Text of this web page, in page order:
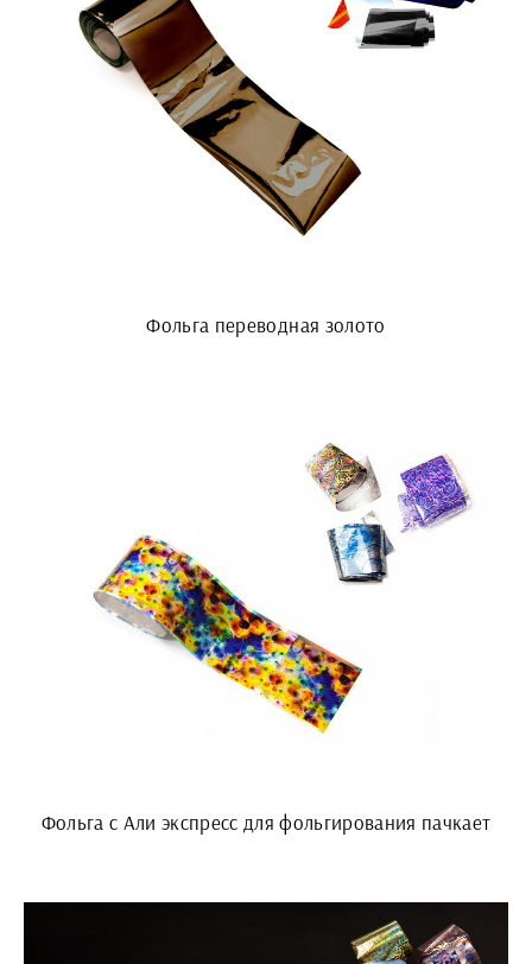
Фольга переводная золото
Фольга с Али экспресс для фольгирования пачкает